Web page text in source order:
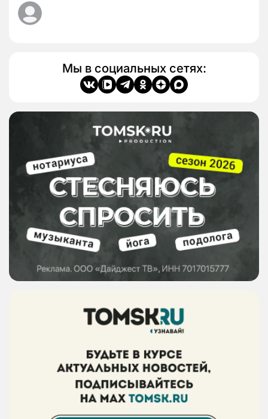
Мы в социальных сетях: